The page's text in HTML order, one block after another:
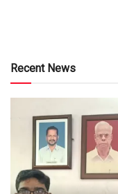
Recent News